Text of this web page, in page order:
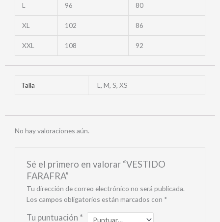
L 96 80
XL 102 86
XXL 108 92
Talla L, M, S, XS
No hay valoraciones aún.
Sé el primero en valorar “VESTIDO
FARAFRA”
Tu dirección de correo electrónico no será publicada.
Los campos obligatorios están marcados con *
Tu puntuación *